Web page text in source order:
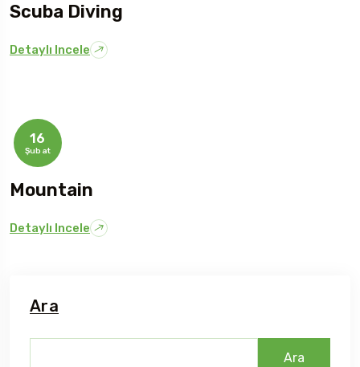
Scuba Diving
Detaylı Incele
16
Şubat
Mountain
Detaylı Incele
Ara
Ara